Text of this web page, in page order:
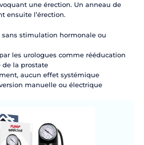
une érection. Un anneau de
ensuite l’érection.
sans stimulation hormonale ou
les urologues comme rééducation
de la prostate
aucun effet systémique
manuelle ou électrique